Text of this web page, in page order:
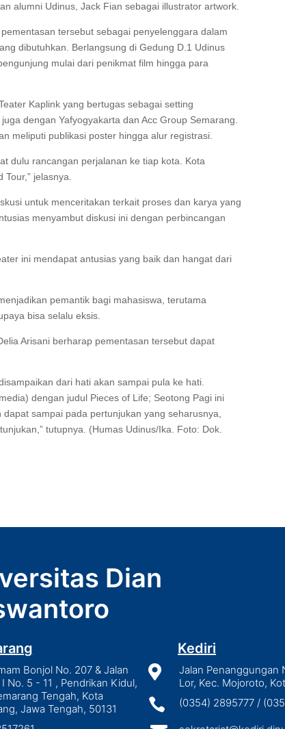
alumni Udinus, Jack Fian sebagai illustrator artwork.
tersebut sebagai penyelenggara dalam
dibutuhkan. Berlangsung di Gedung D.1 Udinus
mulai dari penikmat film hingga para
Kaplink yang bertugas sebagai setting
dengan Yafyogyakarta dan Acc Group Semarang.
meliputi publikasi poster hingga alur registrasi.
dulu rancangan perjalanan ke tiap kota. Kota
jelasnya.
untuk menceritakan terkait proses dan karya yang
menyambut diskusi ini dengan perbincangan
ini mendapat antusias yang baik dan hangat dari
pemantik bagi mahasiswa, terutama
bisa selalu eksis.
Arisani berharap pementasan tersebut dapat
dari hati akan sampai pula ke hati.
dengan judul Pieces of Life; Seotong Pagi ini
sampai pada pertunjukan yang seharusnya,
tutupnya. (Humas Udinus/Ika. Foto: Dok.
Dian
Bonjol No. 207 & Jalan
No. 5 - 11 , Pendrikan Kidul,
Tengah, Kota
Jawa Tengah, 50131
Kediri

Jalan Penanggungan
Lor, Kec. Mojoroto,
 (0354) 2895777 /